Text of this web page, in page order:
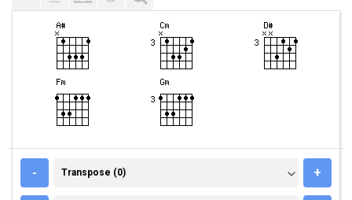
- TRANSPOSE (0)
Transpose (0) +